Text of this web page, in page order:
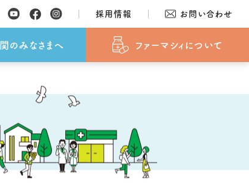
よくあるご質問
のみなさまへ ファーマシィについて
採用情報
採用情報 お問い合わせ